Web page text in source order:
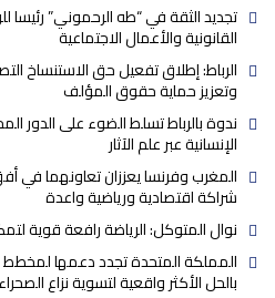
تجديد الثقة في “طه الرحموني” رئيسا
القانونية والأعمال الاجتماعية
الرباط: إطلاق تفعيل حق الاستنساخ
وتعزيز حماية حقوق المؤلف
ندوة بالرباط تسلط الضوء على الدور
الإنسانية عبر علم الآثار
شراكة اقتصادية ورياضية واعدة
نوال المتوكل: الرياضة رافعة قوية
المملكة المتحدة تجدد دعمها
بالحل الأكثر واقعية لتسوية نزاع الصحراء